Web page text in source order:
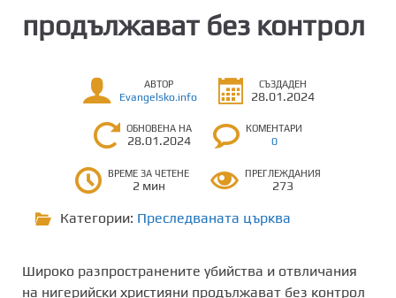
продължават без контрол
АВТОР
Evangelsko.info
СЪЗДАДЕН
28.01.2024
ОБНОВЕНА НА
28.01.2024
КОМЕНТАРИ
0
ВРЕМЕ ЗА ЧЕТЕНЕ
2 мин
ПРЕГЛЕЖДАНИЯ
273
Категории: Преследваната църква
Широко разпространените убийства и отвличания
на нигерийски християни продължават без контрол